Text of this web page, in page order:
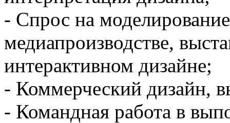
- Спрос на
медиапроизводстве,
интерактивном дизайне;
- Коммерческий дизайн,
- Командная работа в